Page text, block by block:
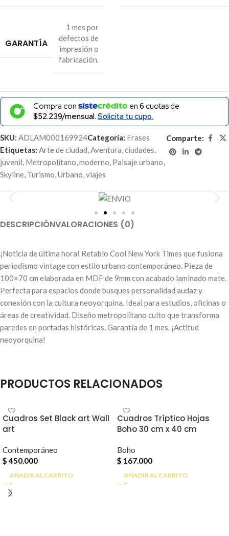
GARANTÍA
1 mes por
defectos de
impresión o
fabricación.
Compra con en6 cuotas de
$52.239/mensual. Solicita tu cupo.
SKU: ADLAM000169924Categoría: Frases
Etiquetas: Arte de ciudad Aventura ciudades
juvenil Metropolitano moderno Paisaje urbano
Skyline Turismo Urbano viajes
Comparte:
DESCRIPCIÓNVALORACIONES (0)
¡Noticia de última hora! Retablo Cool New York Times que fusiona
periodismo vintage con estilo urbano contemporáneo. Pieza de
100×70 cm elaborada en MDF de 9mm con acabado laminado mate.
Perfecta para espacios donde busques personalidad audaz y
conexión con la cultura neoyorquina. Ideal para estudios, oficinas o
áreas de creatividad. Diseño metropolitano culto que transforma
paredes en portadas históricas. Garantía de 1 mes. ¡Actitud
neoyorquina!
PRODUCTOS RELACIONADOS
Cuadros Set Black art Wall
art
Contemporáneo
$450.000
AÑADIR AL CARRITO
Cuadros Tríptico Hojas
Boho 30 cm x 40 cm
Boho
$ 167.000
AÑADIR AL CARRITO